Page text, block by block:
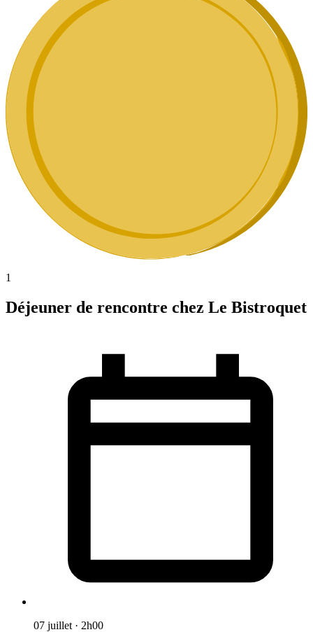
1
Déjeuner de rencontre chez Le Bistroquet
07 juillet · 2h00